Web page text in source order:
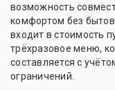
возможность
комфортом без
входит в стоимость
трёхразовое меню,
составляется с
ограничений.